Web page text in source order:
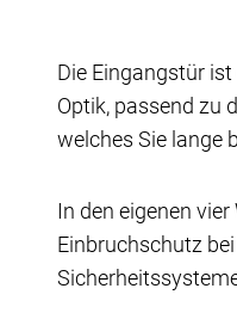
Die Eingangstür
Optik, passend zu
welches Sie lange
In den eigenen
Einbruchschutz